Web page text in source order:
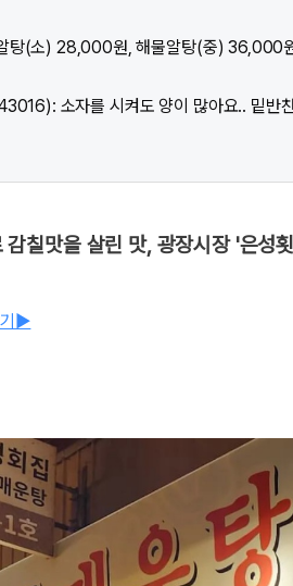
탕(소) 28,000원, 해물알탕(중) 36,000
소자를 시켜도 양이 많아요.. 밑반
감칠맛을 살린 맛, 광장시장 '은성
기▶